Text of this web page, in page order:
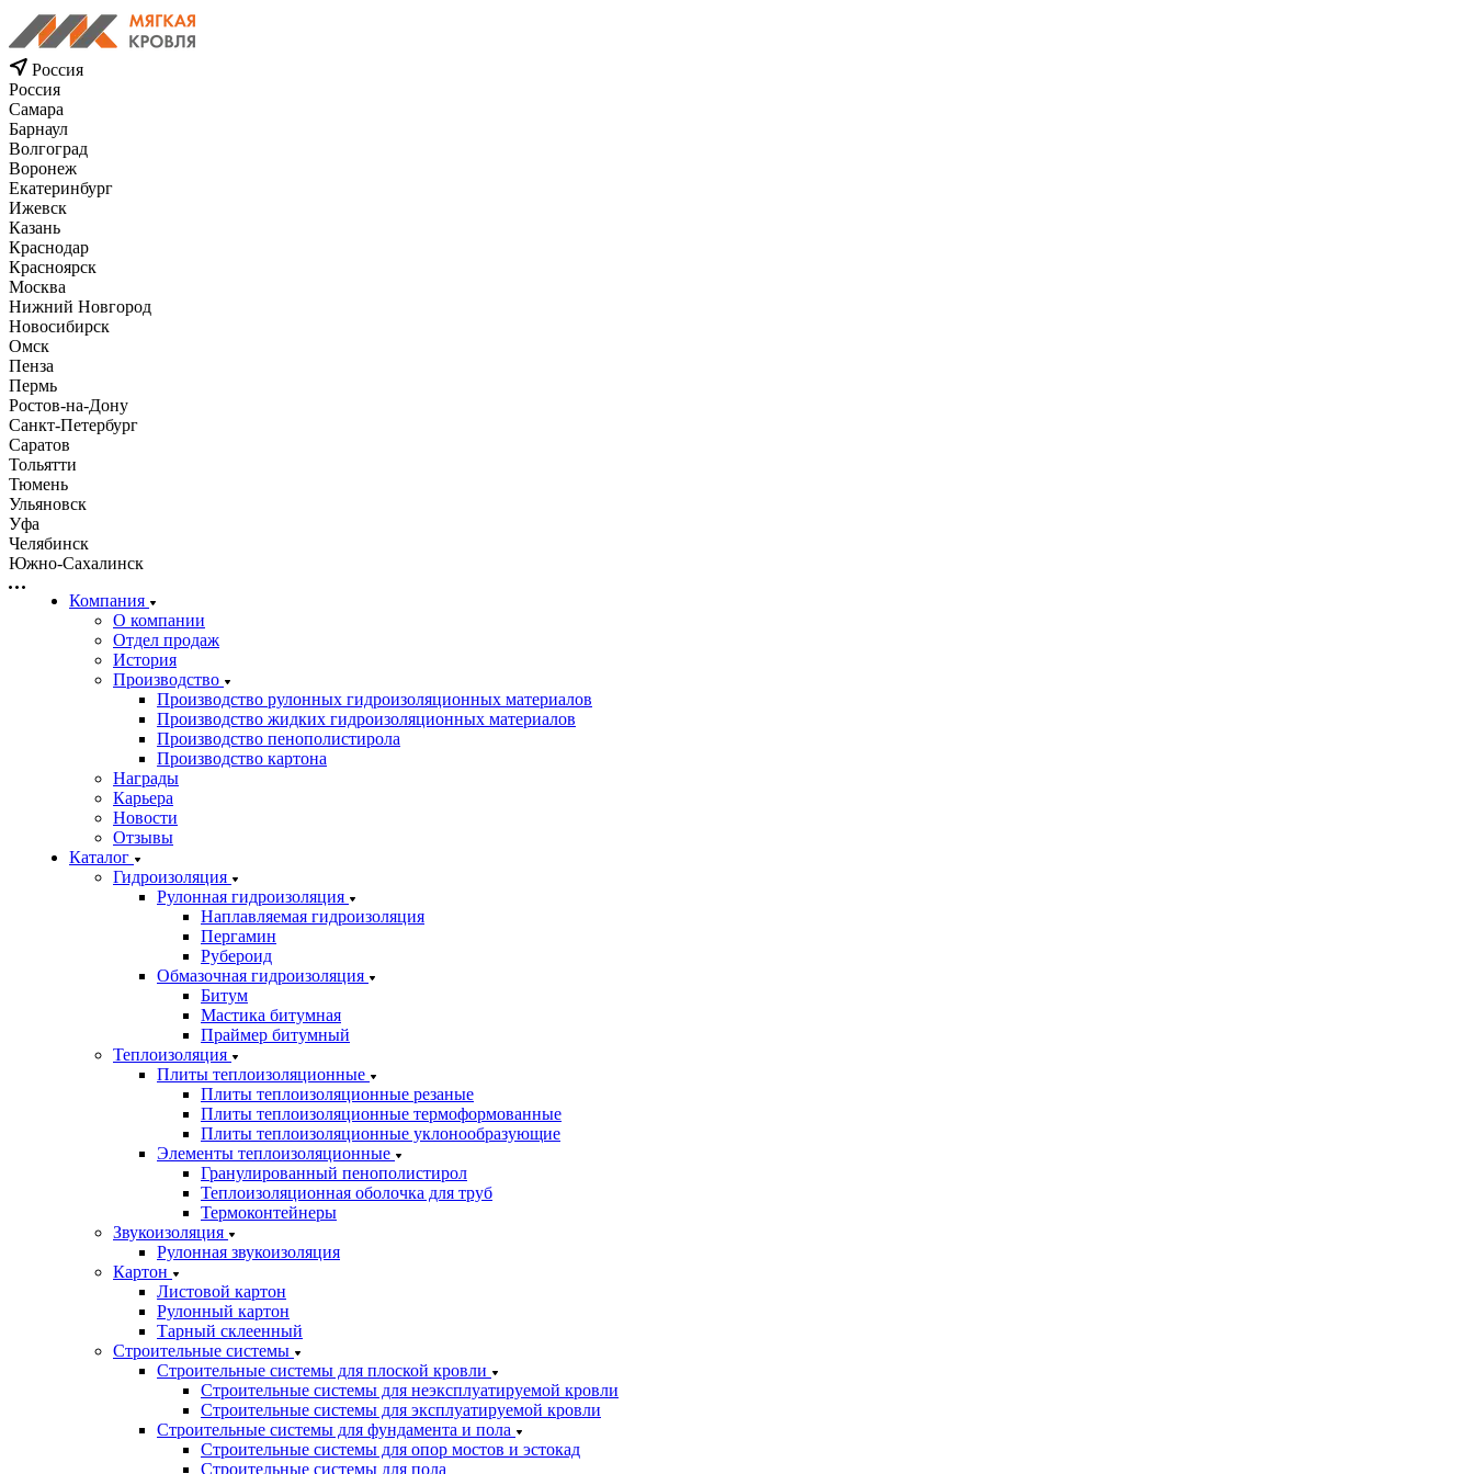
Россия
Россия
Самара
Барнаул
Волгоград
Воронеж
Екатеринбург
Ижевск
Казань
Краснодар
Красноярск
Москва
Нижний Новгород
Новосибирск
Омск
Пенза
Пермь
Ростов-на-Дону
Санкт-Петербург
Саратов
Тольятти
Тюмень
Ульяновск
Уфа
Челябинск
Южно-Сахалинск
Компания
О компании
Отдел продаж
История
Производство
Производство рулонных гидроизоляционных материалов
Производство жидких гидроизоляционных материалов
Производство пенополистирола
Производство картона
Награды
Карьера
Новости
Отзывы
Каталог
Гидроизоляция
Рулонная гидроизоляция
Наплавляемая гидроизоляция
Пергамин
Рубероид
Обмазочная гидроизоляция
Битум
Мастика битумная
Праймер битумный
Теплоизоляция
Плиты теплоизоляционные
Плиты теплоизоляционные резаные
Плиты теплоизоляционные термоформованные
Плиты теплоизоляционные уклонообразующие
Элементы теплоизоляционные
Гранулированный пенополистирол
Теплоизоляционная оболочка для труб
Термоконтейнеры
Звукоизоляция
Рулонная звукоизоляция
Картон
Листовой картон
Рулонный картон
Тарный склеенный
Строительные системы
Строительные системы для плоской кровли
Строительные системы для неэксплуатируемой кровли
Строительные системы для эксплуатируемой кровли
Строительные системы для фундамента и пола
Строительные системы для опор мостов и эстокад
Строительные системы для пола